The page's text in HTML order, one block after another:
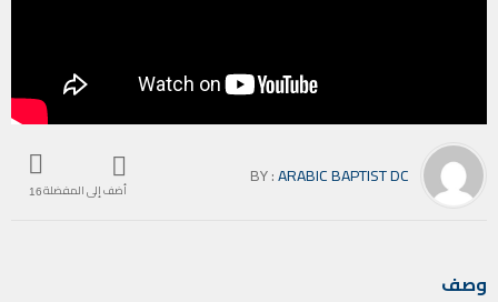
أضف إلى المفضلة16
BY :ARABIC BAPTIST DC
وصف